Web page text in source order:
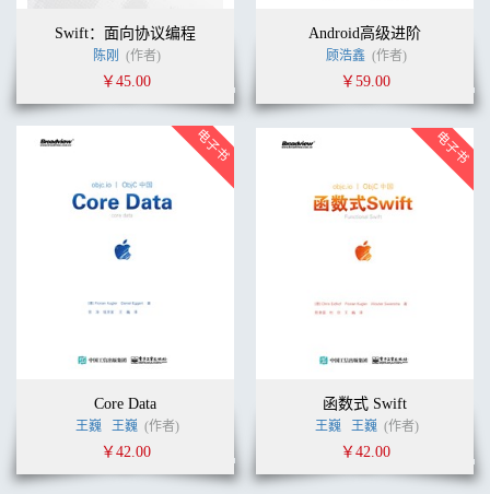
Swift：面向协议编程
陈刚 (作者)
￥45.00
Android高级进阶
顾浩鑫 (作者)
￥59.00
Core Data
王巍 王巍 (作者)
￥42.00
函数式 Swift
王巍 王巍 (作者)
￥42.00